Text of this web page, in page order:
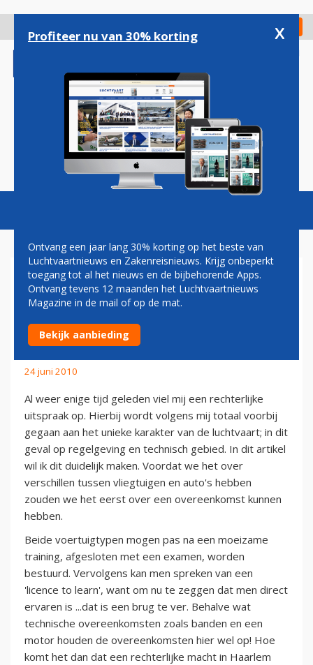
gaan
Check in
Magazine Podcasts Vacatures
HARRY HAAS: HET VERSCHIL
TUSSEN VLIEGTUIGEN EN
AUTO'S
24 juni 2010
Al weer enige tijd geleden viel mij een rechterlijke
uitspraak op. Hierbij wordt volgens mij totaal voorbij
gegaan aan het unieke karakter van de luchtvaart; in dit
geval op regelgeving en technisch gebied. In dit artikel
wil ik dit duidelijk maken. Voordat we het over
verschillen tussen vliegtuigen en auto's hebben
zouden we het eerst over een overeenkomst kunnen
hebben.
Beide voertuigtypen mogen pas na een moeizame
training, afgesloten met een examen, worden
bestuurd. Vervolgens kan men spreken van een
'licence to learn', want om nu te zeggen dat men direct
ervaren is ...dat is een brug te ver. Behalve wat
technische overeenkomsten zoals banden en een
motor houden de overeenkomsten hier wel op! Hoe
komt het dan dat een rechterlijke macht in Haarlem
Profiteer nu van 30% korting x
Ontvang een jaar lang 30% korting op het beste van
Luchtvaartnieuws en Zakenreisnieuws. Krijg onbeperkt
toegang tot al het nieuws en de bijbehorende Apps.
Ontvang tevens 12 maanden het Luchtvaartnieuws
Magazine in de mail of op de mat.
Bekijk aanbieding